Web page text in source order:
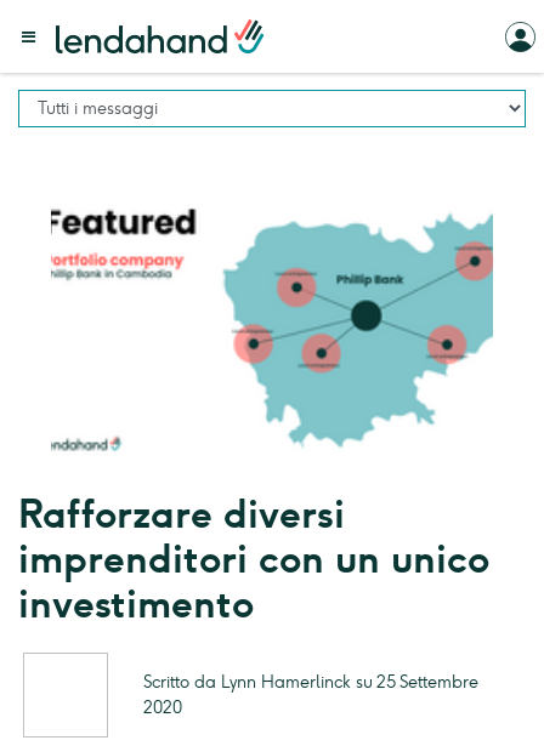
Rafforzare diversi
imprenditori con un unico
investimento
Scritto da Lynn Hamerlinck su 25 Settembre
2020